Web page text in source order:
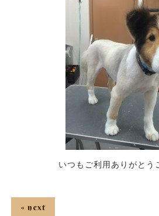
いつもご利用ありがとう
« next